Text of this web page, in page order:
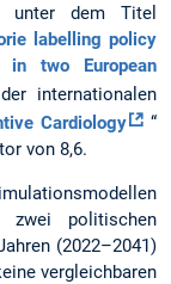
unter dem Titel
labelling policy
in two European
internationalen
Cardiology
“
von 8,6.
zwei politischen
(2022–2041)
vergleichbaren